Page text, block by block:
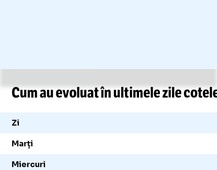
Cum au evoluat în ultimele zile
Zi
Marți
Miercuri